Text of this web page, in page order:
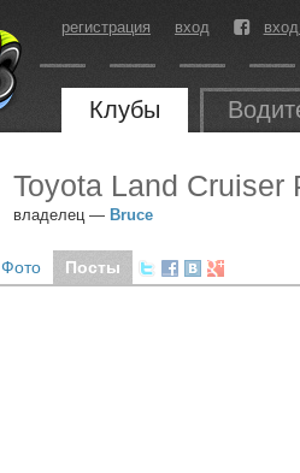
регистрация вход
Клубы
Toyota Land Cruiser
владелец — Bruce
Фото Посты